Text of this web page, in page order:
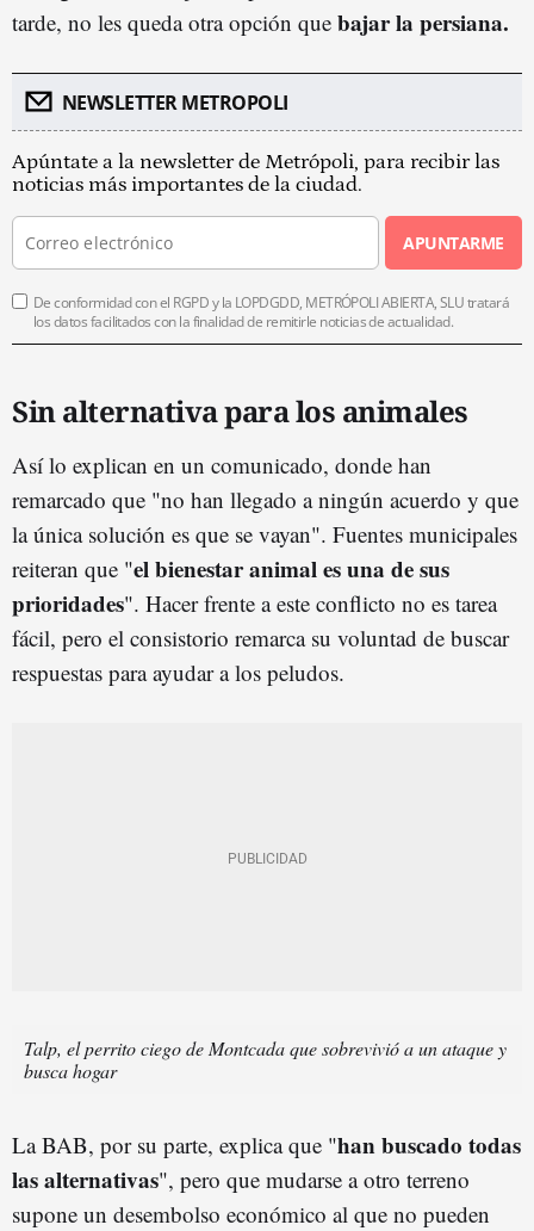
tarde, no les queda otra opción que bajar la persiana.
NEWSLETTER METROPOLI
Apúntate a la newsletter de Metrópoli, para recibir las
noticias más importantes de la ciudad.
APUNTARME
De conformidad con el RGPD y la LOPDGDD, METRÓPOLI ABIERTA, SLU tratará
los datos facilitados con la finalidad de remitirle noticias de actualidad.
Sin alternativa para los animales
Así lo explican en un comunicado, donde han
remarcado que "no han llegado a ningún acuerdo y que
la única solución es que se vayan". Fuentes municipales
reiteran que "el bienestar animal es una de sus
prioridades". Hacer frente a este conflicto no es tarea
fácil, pero el consistorio remarca su voluntad de buscar
respuestas para ayudar a los peludos.
Talp, el perrito ciego de Montcada que sobrevivió a un ataque y
busca hogar
La BAB, por su parte, explica que "han buscado todas
las alternativas", pero que mudarse a otro terreno
supone un desembolso económico al que no pueden